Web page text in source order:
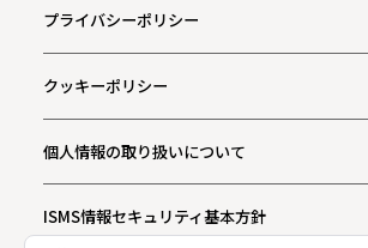
プライバシーポリシー
クッキーポリシー
個人情報の取り扱いについて
ISMS情報セキュリティ基本方針